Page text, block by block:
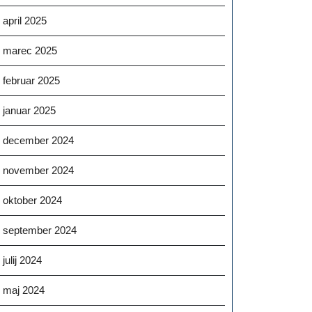
april 2025
marec 2025
februar 2025
januar 2025
december 2024
november 2024
oktober 2024
september 2024
julij 2024
maj 2024